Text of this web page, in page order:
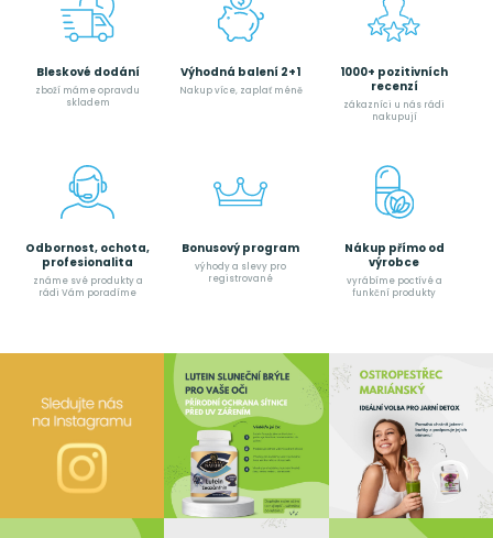
Bleskové dodání
zboží máme opravdu
skladem
Výhodná balení 2+1
Nakup více, zaplať méně
1000+ pozitivních
recenzí
zákazníci u nás rádi
nakupují
Odbornost, ochota,
profesionalita
známe své produkty a
rádi Vám poradíme
Bonusový program
výhody a slevy pro
registrované
Nákup přímo od
výrobce
vyrábíme poctívé a
funkční produkty